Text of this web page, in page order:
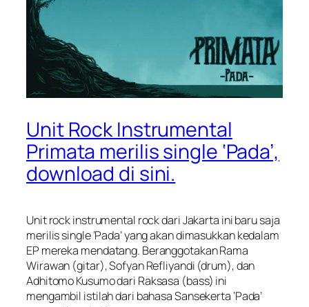
Unit Rock Instrumental
Primata merilis single ‘Pada’,
download di sini.
Unit rock instrumental rock dari Jakarta ini baru saja
merilis single ‘Pada’ yang akan dimasukkan kedalam
EP mereka mendatang. Beranggotakan Rama
Wirawan (gitar), Sofyan Refliyandi (drum), dan
Adhitomo Kusumo dari Raksasa (bass) ini
mengambil istilah dari bahasa Sansekerta ‘Pada’